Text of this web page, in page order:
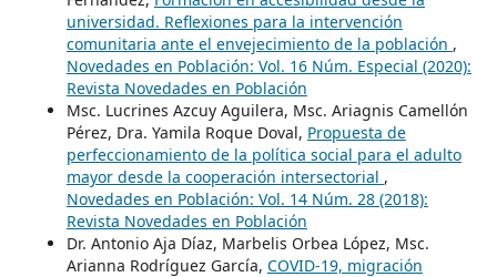
universidad. Reflexiones para la intervención
comunitaria ante el envejecimiento de la población ,
Novedades en Población: Vol. 16 Núm. Especial (2020):
Revista Novedades en Población
Msc. Lucrines Azcuy Aguilera, Msc. Ariagnis Camellón
Pérez, Dra. Yamila Roque Doval, Propuesta de
perfeccionamiento de la política social para el adulto
mayor desde la cooperación intersectorial ,
Novedades en Población: Vol. 14 Núm. 28 (2018):
Revista Novedades en Población
Dr. Antonio Aja Díaz, Marbelis Orbea López, Msc.
Arianna Rodríguez García, COVID-19, migración